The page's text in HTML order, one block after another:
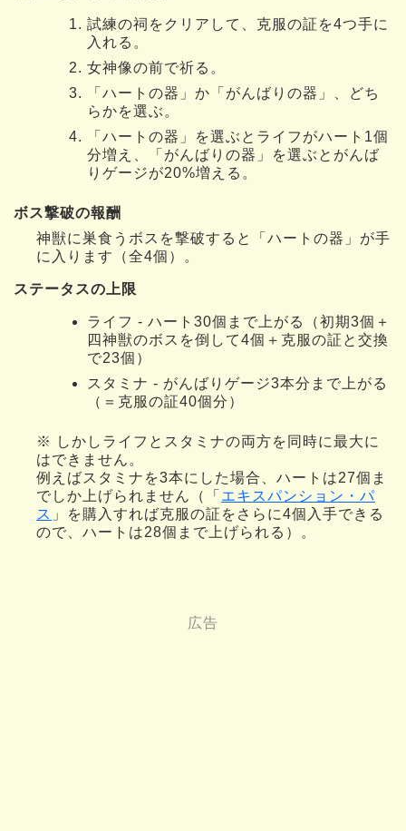
試練の祠をクリアして、克服の証を4つ手に
入れる。
女神像の前で祈る。
「ハートの器」か「がんばりの器」、どち
らかを選ぶ。
「ハートの器」を選ぶとライフがハート1個
分増え、「がんばりの器」を選ぶとがんば
りゲージが20%増える。
ボス撃破の報酬
神獣に巣食うボスを撃破すると「ハートの器」が手
に入ります（全4個）。
ステータスの上限
ライフ - ハート30個まで上がる（初期3個＋
四神獣のボスを倒して4個＋克服の証と交換
で23個）
スタミナ - がんばりゲージ3本分まで上がる
（＝克服の証40個分）
※ しかしライフとスタミナの両方を同時に最大に
はできません。
例えばスタミナを3本にした場合、ハートは27個ま
でしか上げられません（「 エキスパンション・パ
ス 」を購入すれば克服の証をさらに4個入手できる
ので、ハートは28個まで上げられる）。